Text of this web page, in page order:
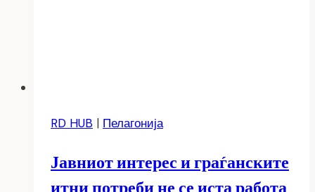
RD HUB | Пелагонија
Јавниот интерес и граѓанските
итни потреби не се иста работа